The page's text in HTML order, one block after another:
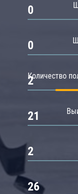
0
0
Количество
2
21
2
26